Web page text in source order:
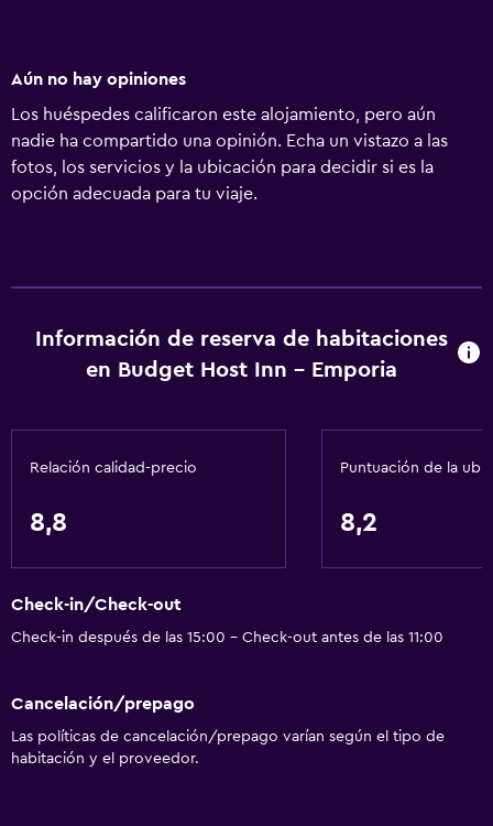
Aún no hay opiniones
Los huéspedes calificaron este alojamiento, pero aún
nadie ha compartido una opinión. Echa un vistazo a las
fotos, los servicios y la ubicación para decidir si es la
opción adecuada para tu viaje.
Información de reserva de habitaciones
en Budget Host Inn - Emporia
Relación calidad-precio
8,8
Puntuación de la
8,2
Check-in/Check-out
Check-in después de las 15:00 - Check-out antes de las 11:00
Cancelación/prepago
Las políticas de cancelación/prepago varían según el tipo de
habitación y el proveedor.